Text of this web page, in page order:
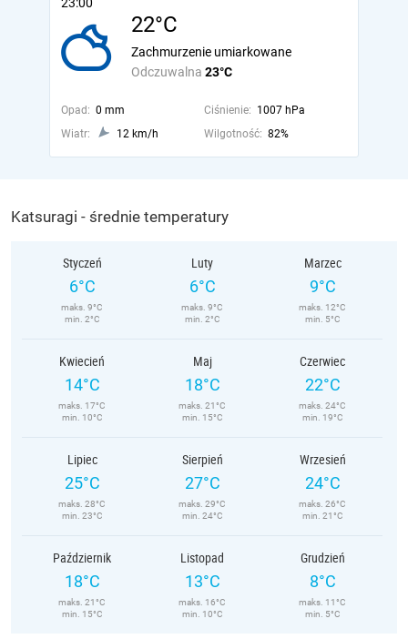
22°C
Odczuwalna 23°C
Zachmurzenie umiarkowane
Opad: 0 mm Ciśnienie: 1007 hPa
Wiatr:
12 km/h Wilgotność: 82%
Katsuragi - średnie temperatury
Styczeń
6°C
maks. 9°C
min. 2°C
Luty
6°C
maks. 9°C
min. 2°C
Marzec
9°C
maks. 12°C
min. 5°C
Kwiecień
14°C
maks. 17°C
min. 10°C
Maj
18°C
maks. 21°C
min. 15°C
Czerwiec
22°C
maks. 24°C
min. 19°C
Lipiec
25°C
maks. 28°C
min. 23°C
Sierpień
27°C
maks. 29°C
min. 24°C
Wrzesień
24°C
maks. 26°C
min. 21°C
Październik
18°C
maks. 21°C
min. 15°C
Listopad
13°C
maks. 16°C
min. 10°C
Grudzień
8°C
maks. 11°C
min. 5°C